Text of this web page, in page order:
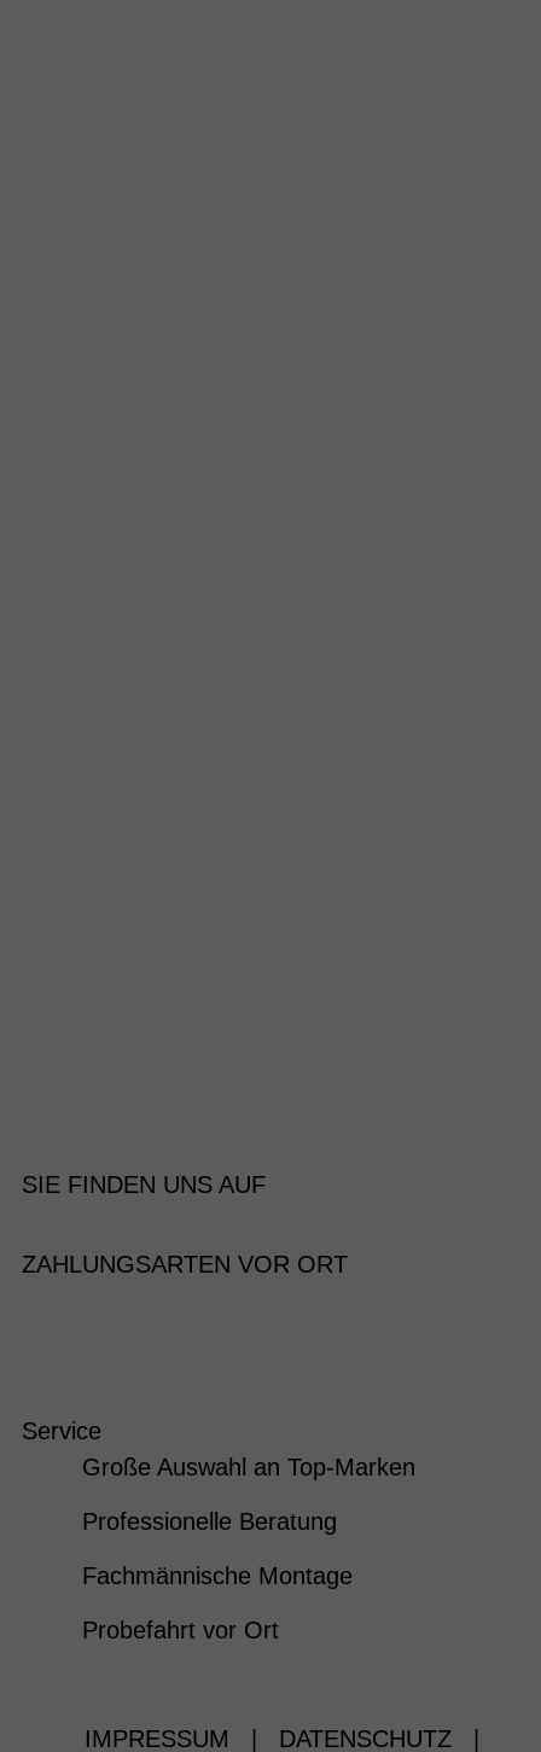
SIE FINDEN UNS AUF
ZAHLUNGSARTEN VOR ORT
Service
Große Auswahl an Top-Marken
Professionelle Beratung
Fachmännische Montage
Probefahrt vor Ort
IMPRESSUM DATENSCHUTZ